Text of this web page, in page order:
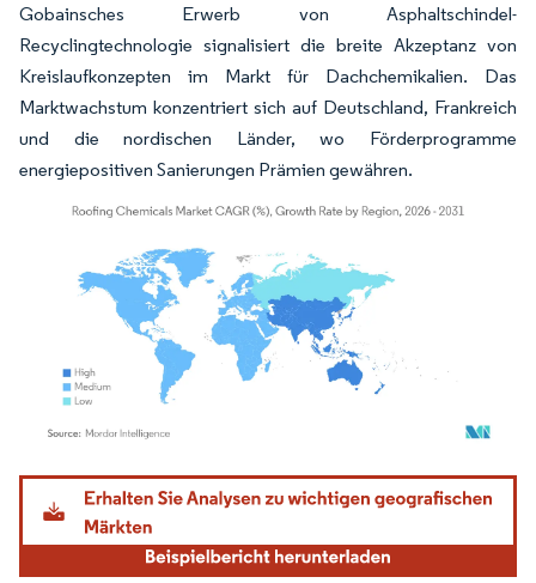
Gobainsches Erwerb von Asphaltschindel-
Recyclingtechnologie signalisiert die breite Akzeptanz von
Kreislaufkonzepten im Markt für Dachchemikalien. Das
Marktwachstum konzentriert sich auf Deutschland, Frankreich
und die nordischen Länder, wo Förderprogramme
energiepositiven Sanierungen Prämien gewähren.
Bild © Mordor Intelligence. Wiederverwendung erfordert Namensnennung gemäß